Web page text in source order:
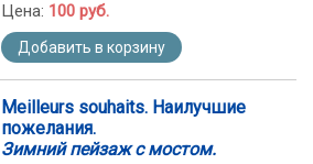
Цена: 100 руб.
Добавить в корзину
Meilleurs souhaits. Наилучшие
пожелания.
Зимний пейзаж с мостом.